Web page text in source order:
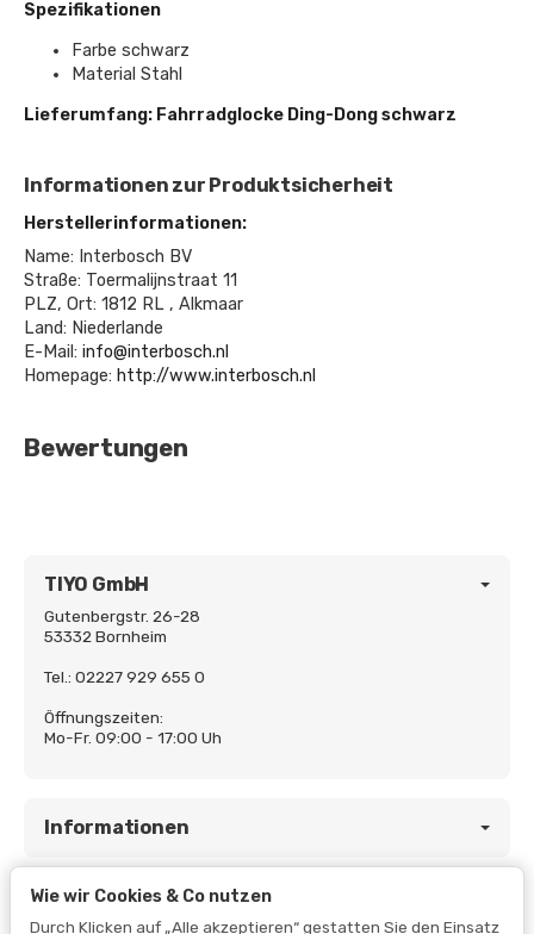
Spezifikationen
Farbe schwarz
Material Stahl
Lieferumfang: Fahrradglocke Ding-Dong schwarz
Informationen zur Produktsicherheit
Herstellerinformationen:
Name: Interbosch BV
Straße: Toermalijnstraat 11
PLZ, Ort: 1812 RL , Alkmaar
Land: Niederlande
E-Mail: info@interbosch.nl
Homepage: http://www.interbosch.nl
Bewertungen
TIYO GmbH
Gutenbergstr. 26-28
53332 Bornheim
Tel.: 02227 929 655 0
Öffnungszeiten:
Mo-Fr. 09:00 - 17:00 Uh
Informationen
Gesetzliche Informationen
Wie wir Cookies & Co nutzen
Durch Klicken auf „Alle akzeptieren“ gestatten Sie den Einsatz